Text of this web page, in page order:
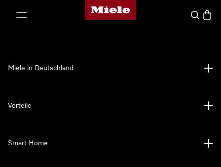
Miele-Homepage
Suche
Miele in Deutschland
Vorteile
Smart Home